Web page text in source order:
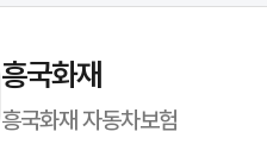
흥국화재
흥국화재 자동차보험